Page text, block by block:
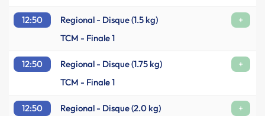
12:50 Regional - Disque (1.5 kg)
+
TCM - Finale 1
12:50 Regional - Disque (1.75 kg)
+
TCM - Finale 1
12:50 Regional - Disque (2.0 kg)
+